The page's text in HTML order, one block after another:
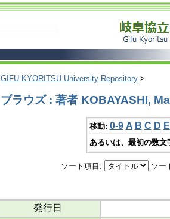
GIFU KYORITSU University Repository >
ブラウズ : 著者 KOBAYASHI,
移動: 0-9 A B C D E
あるいは、最初の数
ソート項目: ソー
発行日